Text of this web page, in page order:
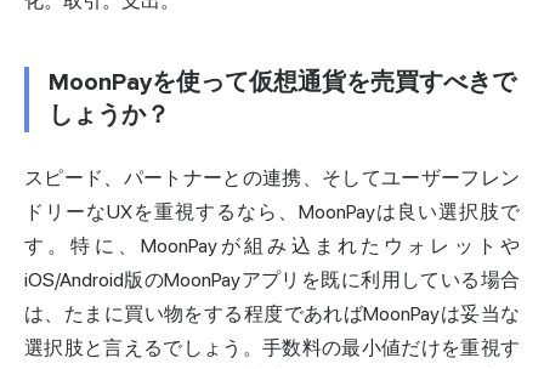
MoonPayを使って仮想通貨を売買すべきで
しょうか？
スピード、パートナーとの連携、そしてユーザーフレン
ドリーなUXを重視するなら、MoonPayは良い選択肢で
す。特に、MoonPayが組み込まれたウォレットや
iOS/Android版のMoonPayアプリを既に利用している場合
は、たまに買い物をする程度であればMoonPayは妥当な
選択肢と言えるでしょう。手数料の最小値だけを重視す